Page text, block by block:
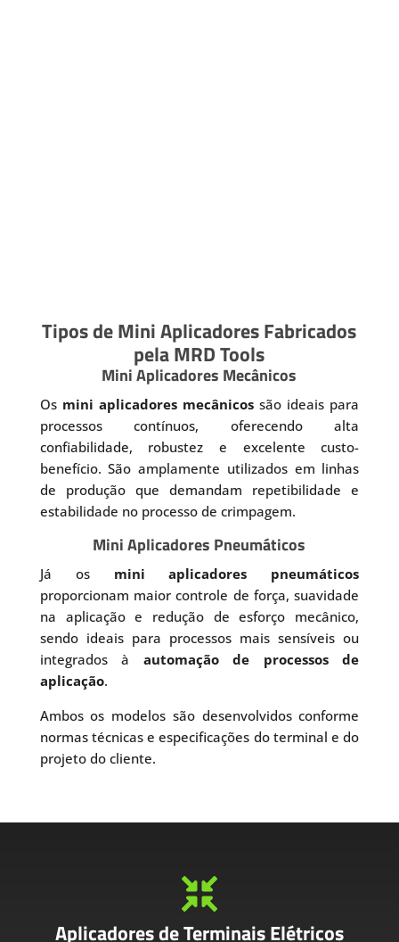
Tipos de Mini Aplicadores Fabricados
pela MRD Tools
Mini Aplicadores Mecânicos
Os mini aplicadores mecânicos são ideais para
processos contínuos, oferecendo alta
confiabilidade, robustez e excelente custo-
benefício. São amplamente utilizados em linhas
de produção que demandam repetibilidade e
estabilidade no processo de crimpagem.
Mini Aplicadores Pneumáticos
Já os mini aplicadores pneumáticos
proporcionam maior controle de força, suavidade
na aplicação e redução de esforço mecânico,
sendo ideais para processos mais sensíveis ou
integrados à automação de processos de
aplicação.
Ambos os modelos são desenvolvidos conforme
normas técnicas e especificações do terminal e do
projeto do cliente.

Aplicadores de Terminais Elétricos